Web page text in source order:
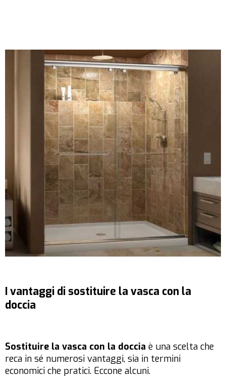
I vantaggi di sostituire la vasca con la
doccia
Sostituire la vasca con la doccia è una scelta che
reca in sé numerosi vantaggi, sia in termini
economici che pratici. Eccone alcuni.